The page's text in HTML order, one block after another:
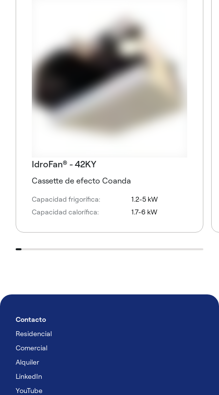
IdroFan® - 42KY
Cassette de efecto Coanda
Capacidad frigorífica:
1.2-5 kW
Capacidad calorífica:
1.7-6 kW
Contacto
Residencial
Comercial
Alquiler
LinkedIn
YouTube